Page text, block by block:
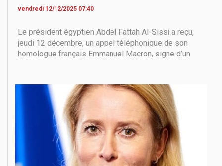
vendredi 12/12/2025 07:40
Le président égyptien Abdel Fattah Al-Sissi a reçu,
jeudi 12 décembre, un appel téléphonique de son
homologue français Emmanuel Macron, signe d’un
égyptienne, les deux dirigeants ont salué « le